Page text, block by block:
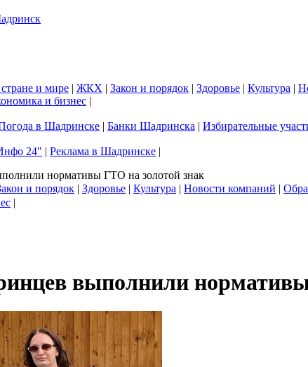
и мире | ЖКХ | Закон и порядок | Здоровье | Культура |
и бизнес |
в Шадринске | Банки Шадринска | Избирательные
24" | Реклама в Шадринске |
нормативы ГТО на золотой знак
и порядок | Здоровье | Культура | Новости компаний |
|
выполнили